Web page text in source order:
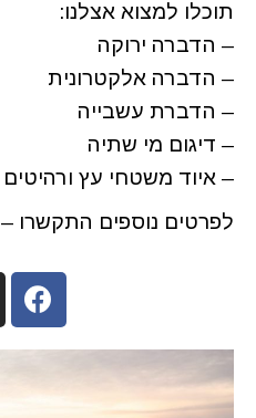
תוכלו למצוא אצלנו:
– הדברה ירוקה
– הדברה אלקטרונית
– הדברת עשבייה
– דיגום מי שתיה
– איוד משטחי עץ ורהיטים
לפרטים נוספים התקשרו –